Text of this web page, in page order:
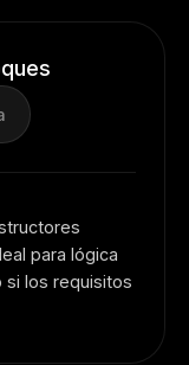
para lógica
si los requisitos